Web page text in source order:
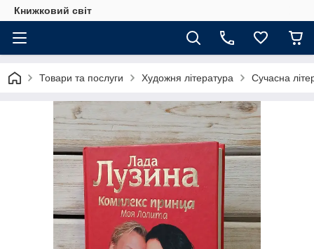
Книжковий світ
Товари та послуги Художня література Сучасна